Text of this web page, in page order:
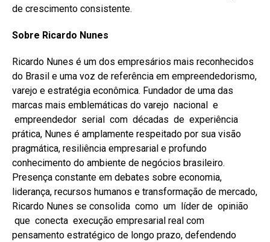
de crescimento consistente.
Sobre Ricardo Nunes
Ricardo Nunes é um dos empresários mais reconhecidos
do Brasil e uma voz de referência em empreendedorismo,
varejo e estratégia econômica. Fundador de uma das
marcas mais emblemáticas do varejo nacional e
empreendedor serial com décadas de experiência
prática, Nunes é amplamente respeitado por sua visão
pragmática, resiliência empresarial e profundo
conhecimento do ambiente de negócios brasileiro.
Presença constante em debates sobre economia,
liderança, recursos humanos e transformação de mercado,
Ricardo Nunes se consolida como um líder de opinião
que conecta execução empresarial real com
pensamento estratégico de longo prazo, defendendo